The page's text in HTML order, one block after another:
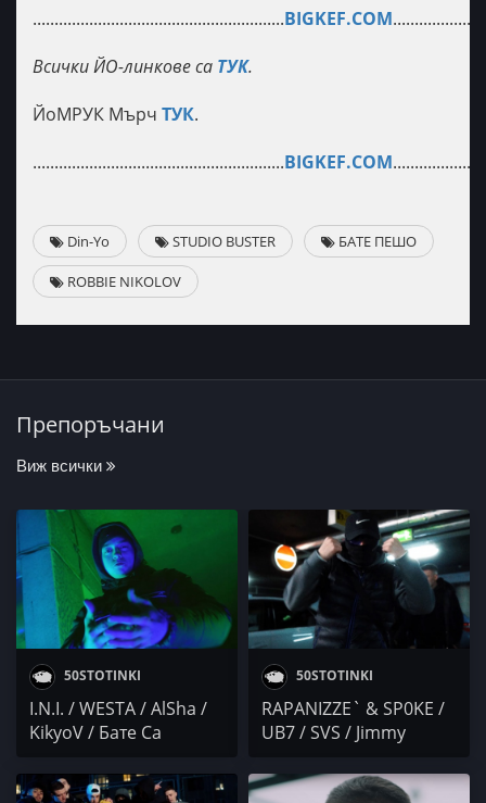
..........................................................BIGKEF.COM
Всички ЙО-линкове са ТУК.
ЙоМРУК Мърч ТУК.
..........................................................BIGKEF.COM
Din-Yo STUDIO BUSTER БАТЕ ПЕШО
ROBBIE NIKOLOV
Препоръчани
Виж всички
50STOTINKI
I.N.I. / WESTA / AlSha /
KikyoV / Бате Са
50STOTINKI
RAPANIZZE` & SP0KE /
UB7 / SVS / Jimmy
Осем Пет